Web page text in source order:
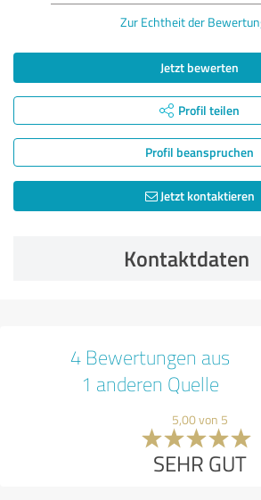
Zur Echtheit der
Jetzt bewerten
Profil teilen
Profil beanspruchen
Jetzt kontaktieren
Kontaktdaten
4 Bewertungen aus
1 anderen Quelle
5,00 von 5
SEHR GUT